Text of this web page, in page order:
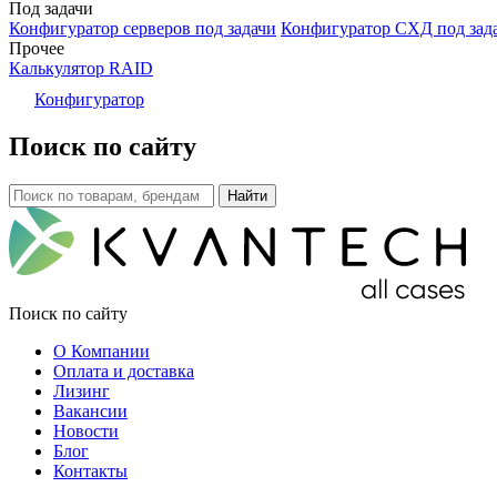
Под задачи
Конфигуратор серверов под задачи Конфигуратор СХД под
Прочее
Калькулятор RAID
Конфигуратор
Поиск по сайту
Поиск по сайту
О Компании
Оплата и доставка
Лизинг
Вакансии
Новости
Блог
Контакты